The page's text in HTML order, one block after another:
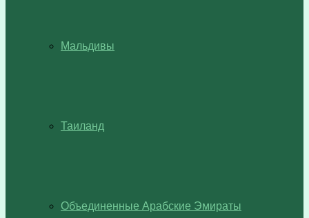
Мальдивы
Таиланд
Объединенные Арабские Эмираты